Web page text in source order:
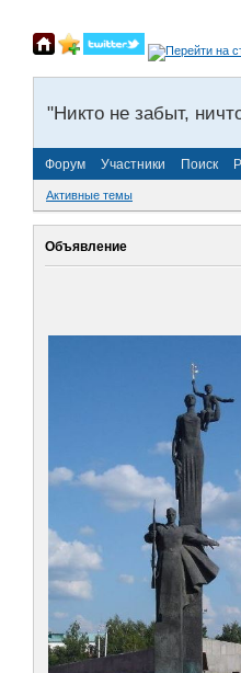
"Никто не забыт,
Форум Участники Поиск
Активные темы
Объявление